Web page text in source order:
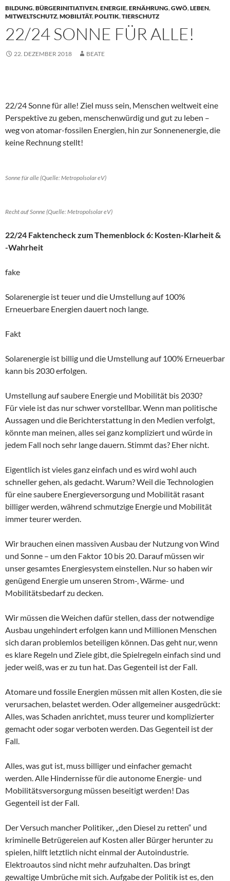
BILDUNG,BÜRGERINITIATIVEN,ENERGIE,ERNÄHRUNG,GWÖ,LEBEN,
MITWELTSCHUTZ,MOBILITÄT,POLITIK,TIERSCHUTZ
22/24 SONNE FÜR ALLE!
22. DEZEMBER 2018 BEATE
22/24 Sonne für alle! Ziel muss sein, Menschen weltweit eine
Perspektive zu geben, menschenwürdig und gut zu leben –
weg von atomar-fossilen Energien, hin zur Sonnenenergie, die
keine Rechnung stellt!
Sonne für alle (Quelle: Metropolsolar eV)
Recht auf Sonne (Quelle: Metropolsolar eV)
22/24 Faktencheck zum Themenblock 6: Kosten-Klarheit &
-Wahrheit
fake
Solarenergie ist teuer und die Umstellung auf 100%
Erneuerbare Energien dauert noch lange.
Fakt
Solarenergie ist billig und die Umstellung auf 100% Erneuerbar
kann bis 2030 erfolgen.
Umstellung auf saubere Energie und Mobilität bis 2030?
Für viele ist das nur schwer vorstellbar. Wenn man politische
Aussagen und die Berichterstattung in den Medien verfolgt,
könnte man meinen, alles sei ganz kompliziert und würde in
jedem Fall noch sehr lange dauern. Stimmt das? Eher nicht.
Eigentlich ist vieles ganz einfach und es wird wohl auch
schneller gehen, als gedacht. Warum? Weil die Technologien
für eine saubere Energieversorgung und Mobilität rasant
billiger werden, während schmutzige Energie und Mobilität
immer teurer werden.
Wir brauchen einen massiven Ausbau der Nutzung von Wind
und Sonne – um den Faktor 10 bis 20. Darauf müssen wir
unser gesamtes Energiesystem einstellen. Nur so haben wir
genügend Energie um unseren Strom-, Wärme- und
Mobilitätsbedarf zu decken.
Wir müssen die Weichen dafür stellen, dass der notwendige
Ausbau ungehindert erfolgen kann und Millionen Menschen
sich daran problemlos beteiligen können. Das geht nur, wenn
es klare Regeln und Ziele gibt, die Spielregeln einfach sind und
jeder weiß, was er zu tun hat. Das Gegenteil ist der Fall.
Atomare und fossile Energien müssen mit allen Kosten, die sie
verursachen, belastet werden. Oder allgemeiner ausgedrückt:
Alles, was Schaden anrichtet, muss teurer und komplizierter
gemacht oder sogar verboten werden. Das Gegenteil ist der
Fall.
Alles, was gut ist, muss billiger und einfacher gemacht
werden. Alle Hindernisse für die autonome Energie- und
Mobilitätsversorgung müssen beseitigt werden! Das
Gegenteil ist der Fall.
Der Versuch mancher Politiker, „den Diesel zu retten“ und
kriminelle Betrügereien auf Kosten aller Bürger herunter zu
spielen, hilft letztlich nicht einmal der Autoindustrie.
Elektroautos sind nicht mehr aufzuhalten. Das bringt
gewaltige Umbrüche mit sich. Aufgabe der Politik ist es, den